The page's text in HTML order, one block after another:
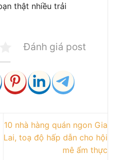
thật nhiều trải
Đánh giá post
10 nhà hàng quán ngon Gia
Lai, toạ độ hấp dẫn cho hội
mê ẩm thực